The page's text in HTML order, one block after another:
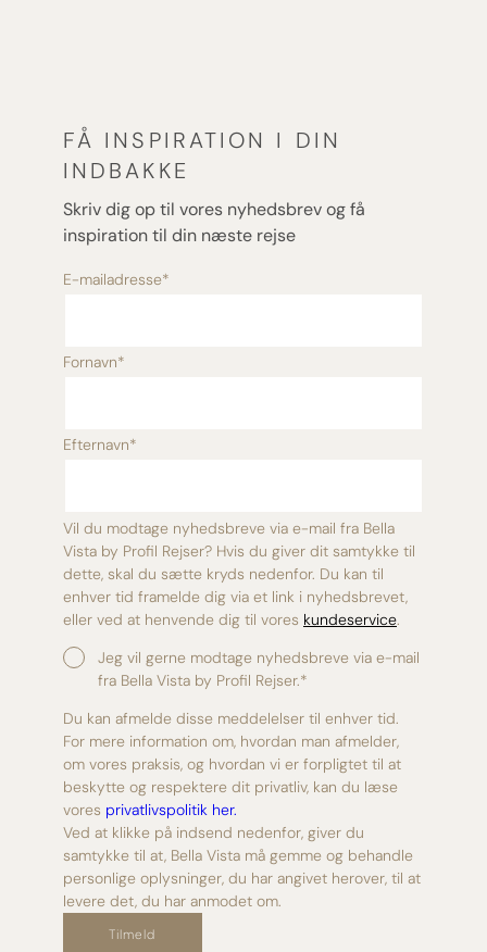
FÅ INSPIRATION I DIN
INDBAKKE
Skriv dig op til vores nyhedsbrev og få
inspiration til din næste rejse
E-mailadresse*
Fornavn*
Efternavn*
Vil du modtage nyhedsbreve via e-mail fra Bella
Vista by Profil Rejser? Hvis du giver dit samtykke til
dette, skal du sætte kryds nedenfor. Du kan til
enhver tid framelde dig via et link i nyhedsbrevet,
eller ved at henvende dig til vores kundeservice.
Jeg vil gerne modtage nyhedsbreve via e-mail
fra Bella Vista by Profil Rejser.*
Du kan afmelde disse meddelelser til enhver tid.
For mere information om, hvordan man afmelder,
om vores praksis, og hvordan vi er forpligtet til at
beskytte og respektere dit privatliv, kan du læse
vores privatlivspolitik her.
Ved at klikke på indsend nedenfor, giver du
samtykke til at, Bella Vista må gemme og behandle
personlige oplysninger, du har angivet herover, til at
levere det, du har anmodet om.